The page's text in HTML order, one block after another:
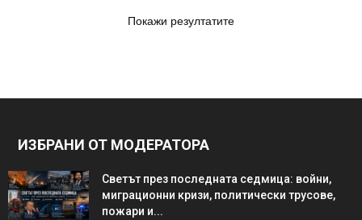
Покажи резултатите
ИЗБРАНИ ОТ МОДЕРАТОРА
Светът през последната седмица: войни,
миграционни кризи, политически трусове,
пожари и...